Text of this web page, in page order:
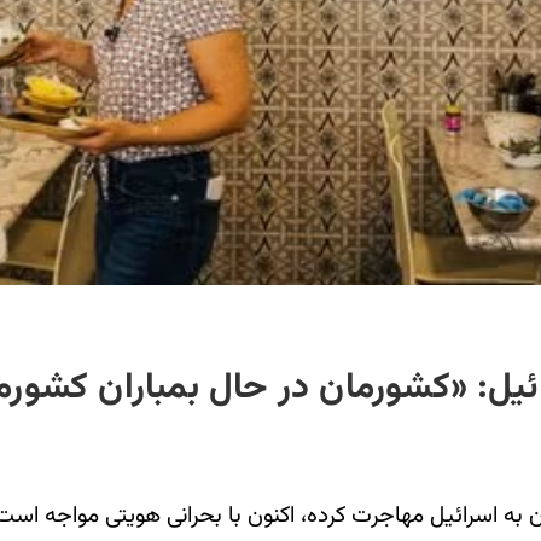
«کشورمان در حال بمباران
جامعه یهودی که پس از انقلاب ۱۳۵۷ از ایران به اسرائیل مهاجرت کرده، اکنون